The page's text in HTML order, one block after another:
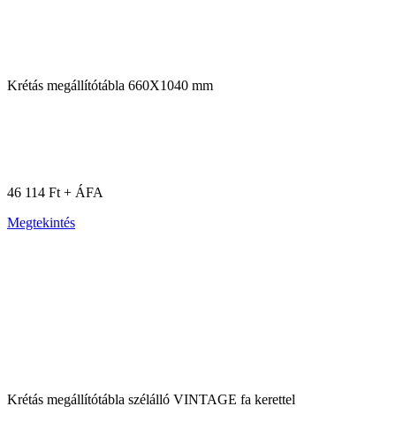
Krétás megállítótábla 660X1040 mm
46 114 Ft + ÁFA
Megtekintés
Krétás megállítótábla szélálló VINTAGE fa kerettel